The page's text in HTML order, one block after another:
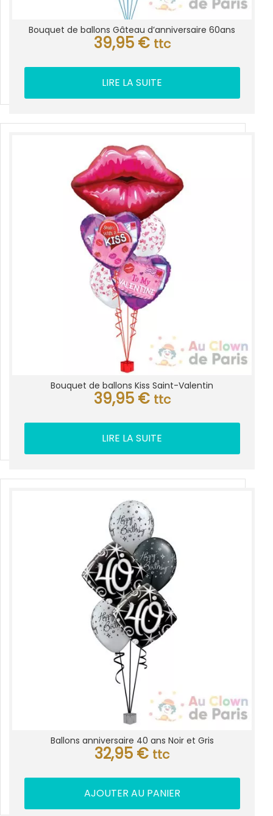
Bouquet de ballons Gâteau d’anniversaire 60ans
39,95 € ttc
LIRE LA SUITE
Bouquet de ballons Kiss Saint-Valentin
39,95 € ttc
LIRE LA SUITE
Ballons anniversaire 40 ans Noir et Gris
32,95 € ttc
AJOUTER AU PANIER